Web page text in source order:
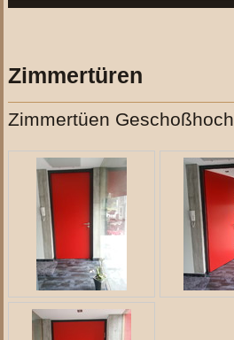
Zimmertüren
Zimmertüen Geschoßhoch